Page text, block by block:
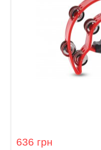
636 грн